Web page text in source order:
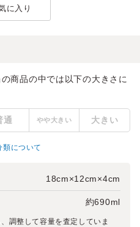
に入り
商品の中では以下の大きさに
通 やや大きい 大きい
類について
18cm×12cm×4cm
約690ml
調整して容量を査定していま